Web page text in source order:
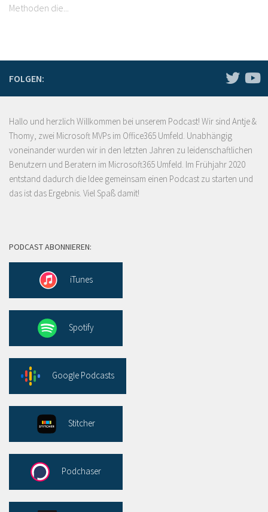
Methoden die...
FOLGEN:
Hallo und herzlich Willkommen bei unserem Podcast! Wir sind Antje &
Thomy, zwei Microsoft MVPs im Office365 Umfeld. Unabhängig
voneinander wurden wir in den letzten Jahren zu leidenschaftlichen
Benutzern und Beratern im Microsoft365 Umfeld. Im Frühjahr 2020
entstand dadurch die Idee gemeinsam einen Podcast zu starten und
das ist das Ergebnis. Viel Spaß damit!
PODCAST ABONNIEREN:
iTunes
Spotify
Google Podcasts
Stitcher
Podchaser